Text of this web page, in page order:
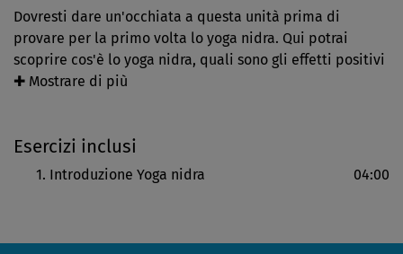
Dovresti dare un'occhiata a questa unità prima di
provare per la primo volta lo yoga nidra. Qui potrai
scoprire cos'è lo yoga nidra, quali sono gli effetti positivi
dello "yoga del sonno" sul tuo corpo e sul tuo spirito,
esempio, sapevi che esercitarti in questo stato tra veglia
e sonno corrisponde ad una dormita di due ore?
✚ Mostrare di più
Esercizi inclusi
Introduzione Yoga nidra 04:00